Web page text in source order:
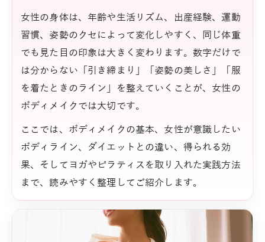
女性の身体は、年齢や生活リズム、出産経験、運動
習慣、姿勢のクセによって変化しやすく、同じ体重
でも見た目の印象は大きく変わります。数字だけで
は分からない「引き締まり」「姿勢の美しさ」「服
を着たときのライン」を整えていくことが、女性の
ボディメイクでは大切です。
ここでは、ボディメイクの基本、女性が意識したい
ボディライン、ダイエットとの違い、得られる効
果、そしてヨガやピラティスを取り入れた実践方法
まで、読みやすく整理してご紹介します。